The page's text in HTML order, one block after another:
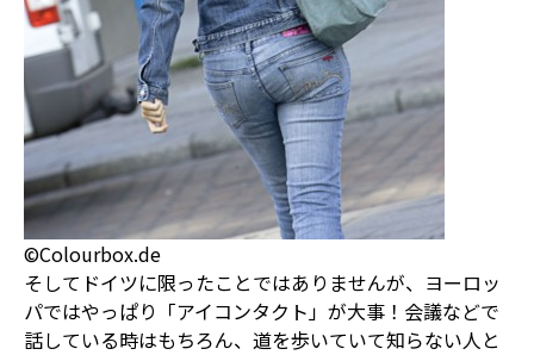
©Colourbox.de
そしてドイツに限ったことではありませんが、ヨーロッ
パではやっぱり「アイコンタクト」が大事！会議などで
話している時はもちろん、道を歩いていて知らない人と